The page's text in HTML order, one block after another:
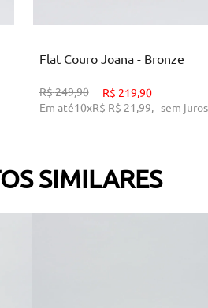
Flat Couro Joana - Bronze
R$249,90 R$ 219,90
Em até10xR$ R$ 21,99, sem juros
SIMILARES